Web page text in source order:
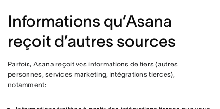
Informations qu’Asana
reçoit d’autres sources
Parfois, Asana reçoit vos informations de tiers (autres
personnes, services marketing, intégrations tierces),
notamment: